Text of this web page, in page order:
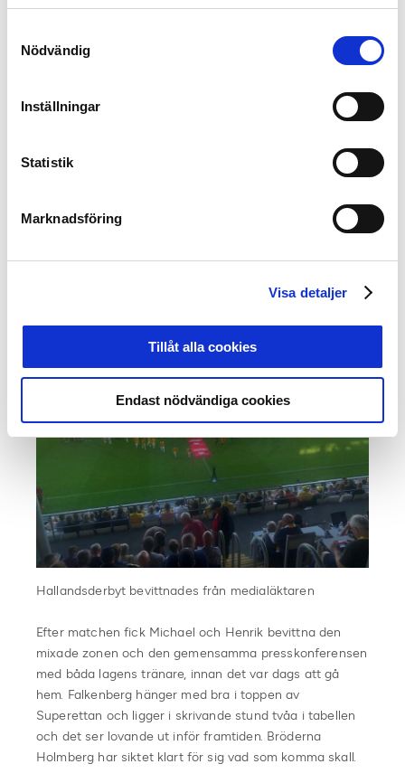
Nödvändig
Inställningar
Statistik
Marknadsföring
Visa detaljer
Tillåt alla cookies
Endast nödvändiga cookies
drog till bröderna Holmbergs stora glädje det längsta
strået när de med en man mindre på plan vände
– Vi hade en bra känsla innan vi kom hit men när de får
utvisning mot oss och vår lagkapten skadad. Ändå
summerar bröderna Holmberg matchen.
– Det var en underbar seger och det är gött med tre
Hallandsderbyt bevittnades från medialäktaren
Efter matchen fick Michael och Henrik bevittna den
mixade zonen och den gemensamma presskonferensen
med båda lagens tränare, innan det var dags att gå
hem. Falkenberg hänger med bra i toppen av
Superettan och ligger i skrivande stund tvåa i tabellen
och det ser lovande ut inför framtiden. Bröderna
Holmberg har siktet klart för sig vad som komma skall.